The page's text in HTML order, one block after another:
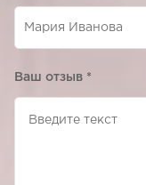
Ваш отзыв *